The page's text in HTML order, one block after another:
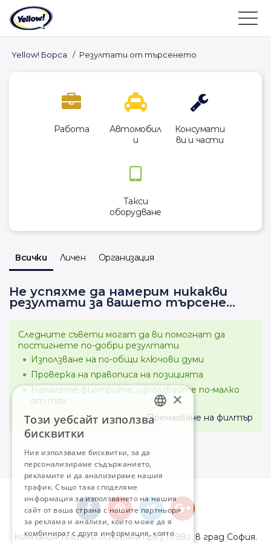
Yellow! Борса / Резултати от търсенето
Работа
Автомобил
и
Консумати
ви и части
Такси
оборудване
Всички Личен Организация
Не успяхме да намерим никакви
резултати за вашето търсене...
Следните съвети могат да ви помогнат да
постигнете по-добри резултати
Използване на по-общи ключови думи
Проверка на правописа на позицията
Намалете филтрите, използвайте по-малко
от тях
Премахване на филтър
Компания Yellow! е основана през 1998г. в град София.
BULGARIAN
×
Този уебсайт използва
бисквитки
Ние използваме бисквитки, за да
персонализираме съдържанието,
рекламите и да анализираме нашия
трафик. Също така споделяме
информация за използването на нашия
сайт от ваша страна с нашите партньори
за реклама и анализи, които може да я
комбинират с друга информация, която